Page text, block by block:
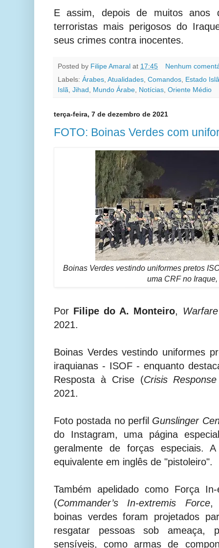
E assim, depois de muitos anos
terroristas mais perigosos do
seus crimes contra inocentes.
Posted by Filipe Amaral at 17:45
Nenhum
Labels: Árabes Atualidades Comandos
Estado
Islã Jihad Mundo Árabe Notícias Oriente Médio
terça-feira, 7 de dezembro de 2021
FOTO: Boinas Verdes com
Boinas Verdes vestindo uniformes pretos
uma CRF no
Por Filipe do A. Monteiro,
2021.
Boinas Verdes vestindo uniformes
iraquianas - ISOF - enquanto
Resposta à Crise (Crisis
2021.
Foto postada no perfil Gunslinger
do Instagram, uma página
geralmente de forças especiais.
equivalente em inglês de "pistoleiro".
Também apelidado como Força
(Commander’s In-extremis Force
boinas verdes foram projetados
resgatar pessoas sob ameaça,
sensíveis, como armas de